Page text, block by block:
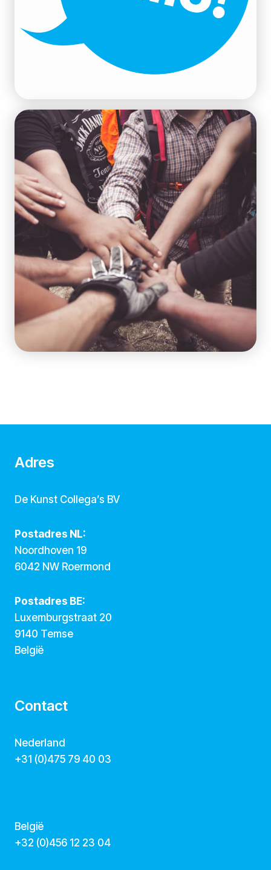
Adres
De Kunst Collega’s BV
Postadres NL:
Noordhoven 19
6042 NW Roermond
Postadres BE:
Luxemburgstraat 20
9140 Temse
België
Contact
Nederland
+31 (0)475 79 40 03
België
‭+32 (0)456 12 23 04‬